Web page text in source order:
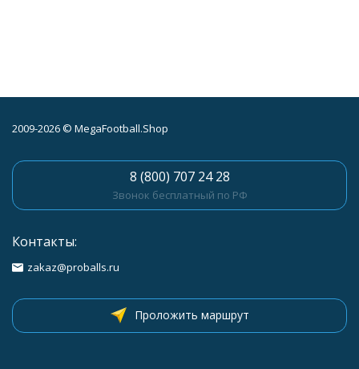
2009-2026 © MegaFootball.Shop
8 (800) 707 24 28
Звонок бесплатный по РФ
Контакты:
zakaz@proballs.ru
Проложить маршрут